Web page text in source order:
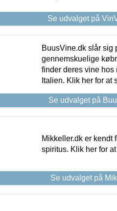
Se udvalget på
BuusVine.dk slår sig
gennemskuelige
finder deres vine
Italien. Klik her for at
Se udvalget på
Mikkeller.dk er
spiritus. Klik her for
Se udvalget på